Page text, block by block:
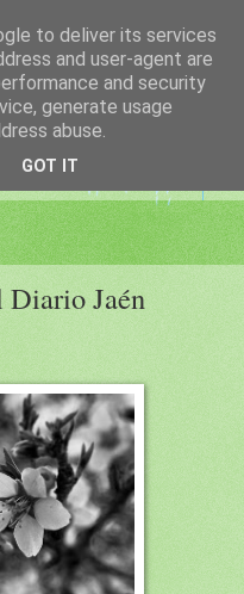
Jaén
to deliver its services
and user-agent are
and security
generate usage
abuse.
GOT IT